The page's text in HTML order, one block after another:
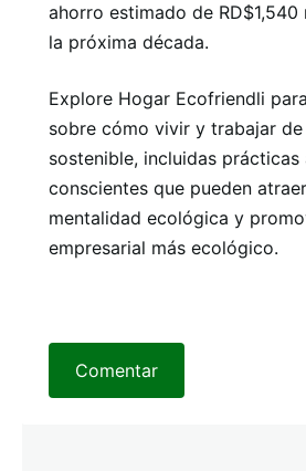
ahorro estimado de
la próxima década.
Explore Hogar Ecofriendli
sobre cómo vivir y trabajar de
sostenible, incluidas prácticas
conscientes que pueden
mentalidad ecológica y
empresarial más ecológico.
Comentar